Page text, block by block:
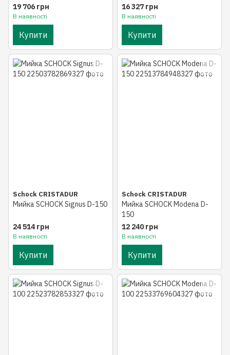
19 706 грн
В наявності
Купити
16 327 грн
В наявності
Купити
Schock CRISTADUR
Мийка SCHOCK Signus D-150
24 514 грн
В наявності
Купити
Schock CRISTADUR
Мийка SCHOCK Modena D-
150
12 240 грн
В наявності
Купити